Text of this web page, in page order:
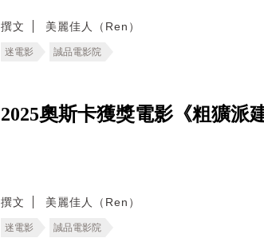
撰文 美麗佳人（Ren）
迷電影 誠品電影院
2025奧斯卡獲獎電影《粗獷派
撰文 美麗佳人（Ren）
迷電影 誠品電影院